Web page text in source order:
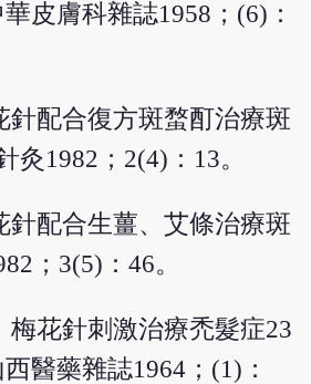
皮膚科雜誌1958；(6)：
針配合復方斑蝥酊治療斑
灸1982；2(4)：13。
針配合生薑、艾條治療斑
；3(5)：46。
梅花針刺激治療禿髮症23
醫藥雜誌1964；(1)：